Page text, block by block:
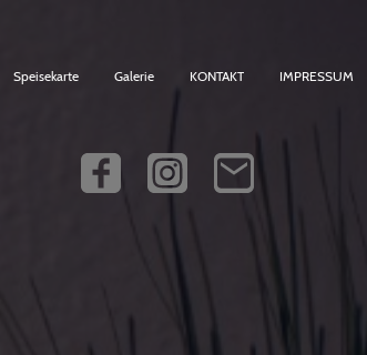
Speisekarte Galerie KONTAKT IMPRESSUM